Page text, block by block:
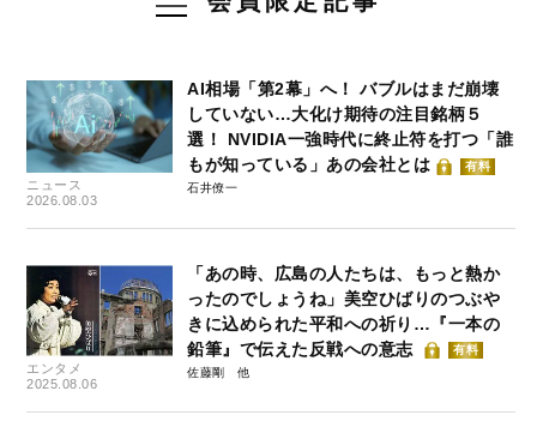
ニュース
2026.08.03
AI相場「第2幕」へ！ バブルはまだ崩壊
していない…大化け期待の注目銘柄５
選！ NVIDIA一強時代に終止符を打つ「誰
もが知っている」あの会社とは
有料
石井僚一
エンタメ
2025.08.06
「あの時、広島の人たちは、もっと熱か
ったのでしょうね」美空ひばりのつぶや
きに込められた平和への祈り…『一本の
鉛筆』で伝えた反戦への意志
有料
佐藤剛